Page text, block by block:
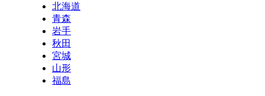
北海道
青森
岩手
秋田
宮城
山形
福島